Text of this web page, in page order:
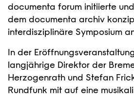
documenta forum initiierte
dem documenta archiv
interdisziplinäre Symposium
In der
langjährige Direktor der
Herzogenrath und Stefan
Rundfunk mit auf eine